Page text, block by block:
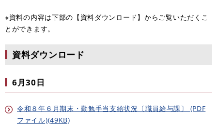
※資料の内容は下部の【資料ダウンロード】からご覧いただくこ
とができます。
資料ダウンロード
6月30日
令和８年６月期末・勤勉手当支給状況〔職員給与課〕 (PDF
ファイル)(49KB)